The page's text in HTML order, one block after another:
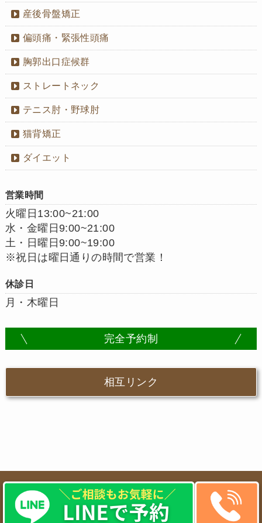
産後骨盤矯正
偏頭痛・緊張性頭痛
胸郭出口症候群
ストレートネック
テニス肘・野球肘
猫背矯正
ダイエット
営業時間
火曜日13:00~21:00
水・金曜日9:00~21:00
土・日曜日9:00~19:00
※祝日は曜日通りの時間で営業！
休診日
月・木曜日
完全予約制
相互リンク